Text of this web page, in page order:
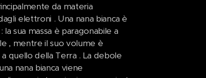
da materia
elettroni . Una nana bianca è
la sua massa è paragonabile a
, mentre il suo volume è
quello della Terra . La debole
nana bianca viene